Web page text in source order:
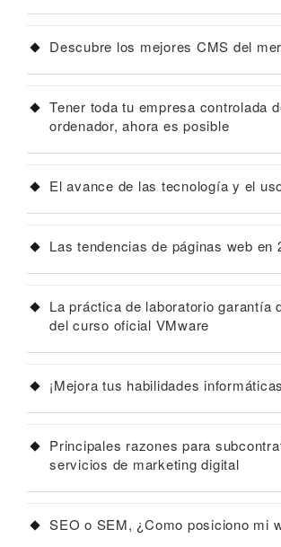
Descubre los mejores CMS del
Tener toda tu empresa controlada
ordenador, ahora es posible
El avance de las tecnología y el
Las tendencias de páginas web en
La práctica de laboratorio garantía
del curso oficial VMware
¡Mejora tus habilidades
Principales razones para
servicios de marketing digital
SEO o SEM, ¿Como posiciono mi